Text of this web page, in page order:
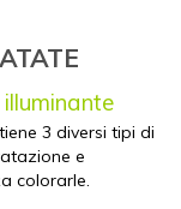
3 diversi tipi di
e
colorarle.